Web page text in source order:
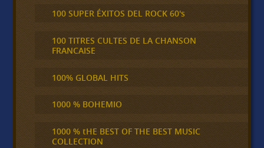
100 SUPER ÉXITOS DEL ROCK 60's
100 TITRES CULTES DE LA CHANSON
FRANCAISE
100% GLOBAL HITS
1000 % BOHEMIO
1000 % tHE BEST OF THE BEST MUSIC
COLLECTION